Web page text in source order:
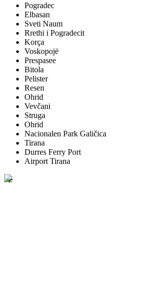
Pogradec
Elbasan
Sveti Naum
Rrethi i Pogradecit
Korça
Voskopojë
Prespasee
Bitola
Pelister
Resen
Ohrid
Vevčani
Struga
Ohrid
Nacionalen Park Galičica
Tirana
Durres Ferry Port
Airport Tirana